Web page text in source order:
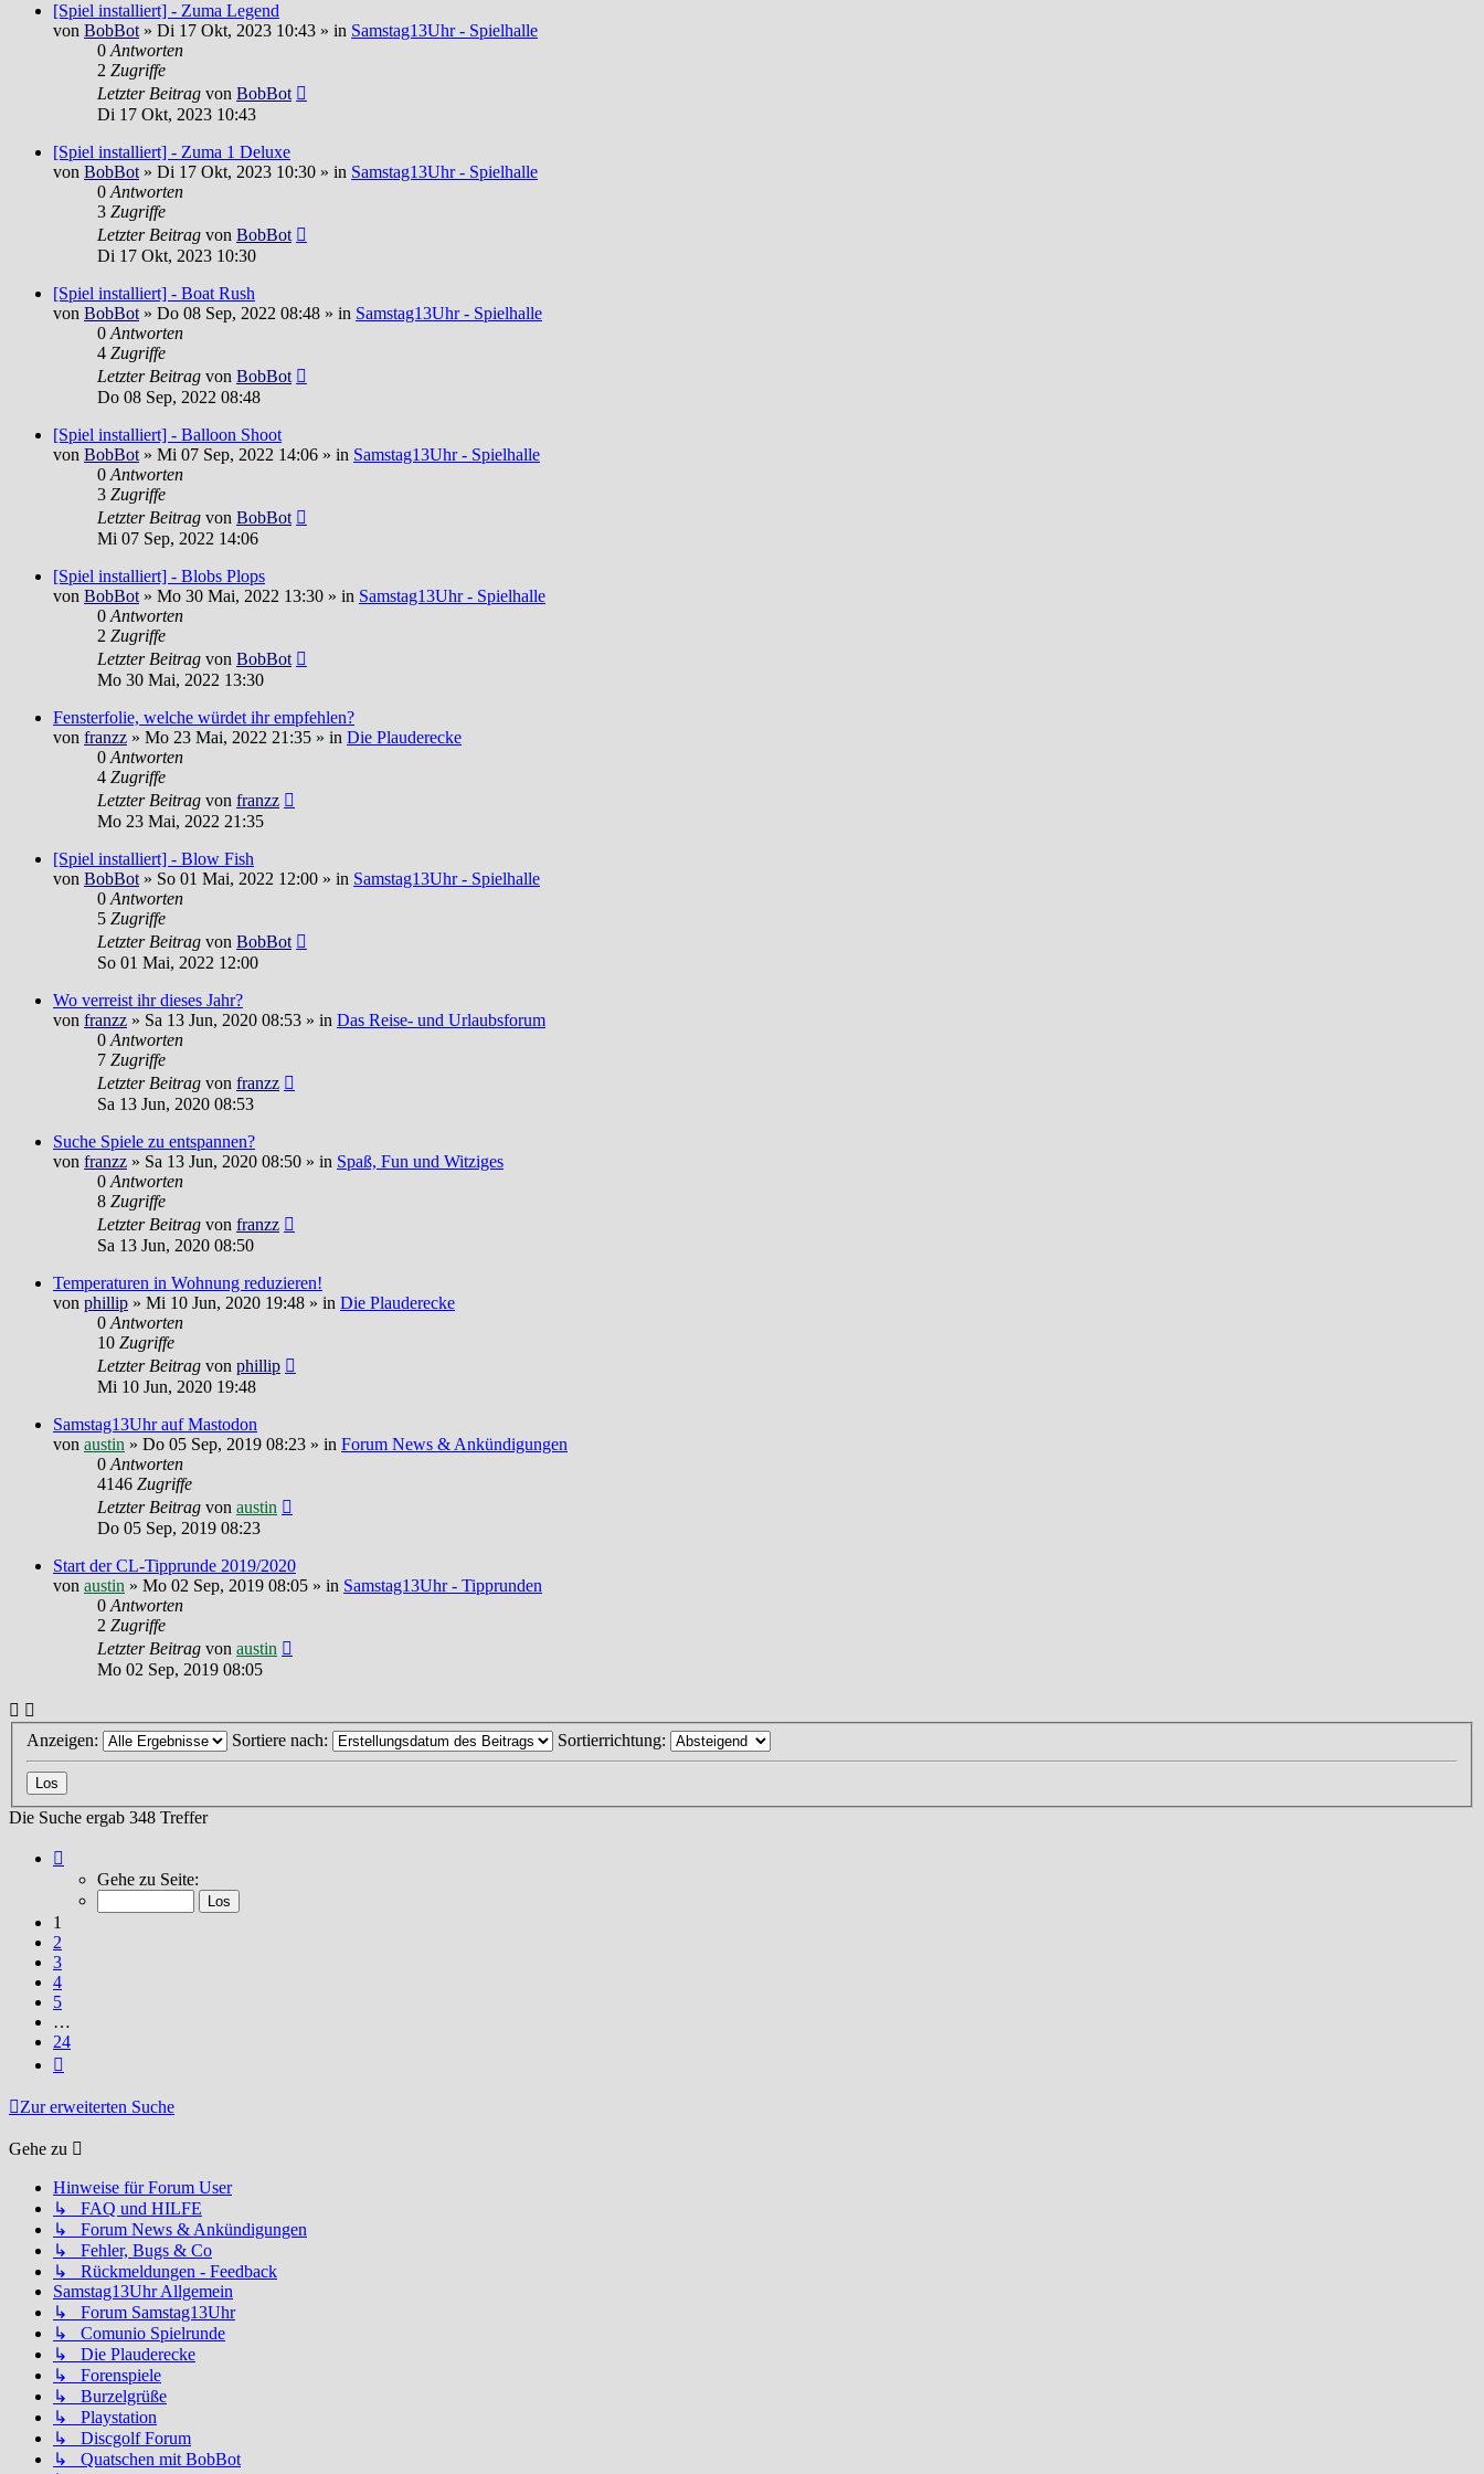
[Spiel installiert] - Zuma Legend
von BobBot » Di 17 Okt, 2023 10:43 » in Samstag13Uhr - Spielhalle
0 Antworten
2 Zugriffe
Letzter Beitrag von BobBot
Di 17 Okt, 2023 10:43
[Spiel installiert] - Zuma 1 Deluxe
von BobBot » Di 17 Okt, 2023 10:30 » in Samstag13Uhr - Spielhalle
0 Antworten
3 Zugriffe
Letzter Beitrag von BobBot
Di 17 Okt, 2023 10:30
[Spiel installiert] - Boat Rush
von BobBot » Do 08 Sep, 2022 08:48 » in Samstag13Uhr - Spielhalle
0 Antworten
4 Zugriffe
Letzter Beitrag von BobBot
Do 08 Sep, 2022 08:48
[Spiel installiert] - Balloon Shoot
von BobBot » Mi 07 Sep, 2022 14:06 » in Samstag13Uhr - Spielhalle
0 Antworten
3 Zugriffe
Letzter Beitrag von BobBot
Mi 07 Sep, 2022 14:06
[Spiel installiert] - Blobs Plops
von BobBot » Mo 30 Mai, 2022 13:30 » in Samstag13Uhr - Spielhalle
0 Antworten
2 Zugriffe
Letzter Beitrag von BobBot
Mo 30 Mai, 2022 13:30
Fensterfolie, welche würdet ihr empfehlen?
von franzz » Mo 23 Mai, 2022 21:35 » in Die Plauderecke
0 Antworten
4 Zugriffe
Letzter Beitrag von franzz
Mo 23 Mai, 2022 21:35
[Spiel installiert] - Blow Fish
von BobBot » So 01 Mai, 2022 12:00 » in Samstag13Uhr - Spielhalle
0 Antworten
5 Zugriffe
Letzter Beitrag von BobBot
So 01 Mai, 2022 12:00
Wo verreist ihr dieses Jahr?
von franzz » Sa 13 Jun, 2020 08:53 » in Das Reise- und Urlaubsforum
0 Antworten
7 Zugriffe
Letzter Beitrag von franzz
Sa 13 Jun, 2020 08:53
Suche Spiele zu entspannen?
von franzz » Sa 13 Jun, 2020 08:50 » in Spaß, Fun und Witziges
0 Antworten
8 Zugriffe
Letzter Beitrag von franzz
Sa 13 Jun, 2020 08:50
Temperaturen in Wohnung reduzieren!
von phillip » Mi 10 Jun, 2020 19:48 » in Die Plauderecke
0 Antworten
10 Zugriffe
Letzter Beitrag von phillip
Mi 10 Jun, 2020 19:48
Samstag13Uhr auf Mastodon
von austin » Do 05 Sep, 2019 08:23 » in Forum News & Ankündigungen
0 Antworten
4146 Zugriffe
Letzter Beitrag von austin
Do 05 Sep, 2019 08:23
Start der CL-Tipprunde 2019/2020
von austin » Mo 02 Sep, 2019 08:05 » in Samstag13Uhr - Tipprunden
0 Antworten
2 Zugriffe
Letzter Beitrag von austin
Mo 02 Sep, 2019 08:05
Anzeigen: Sortiere nach: Sortierrichtung:
Die Suche ergab 348 Treffer
von
Gehe zu Seite:
1
2
3
4
5
…
24
Zur erweiterten Suche
Gehe zu
Hinweise für Forum User
↳ FAQ und HILFE
↳ Forum News & Ankündigungen
↳ Fehler, Bugs & Co
↳ Rückmeldungen - Feedback
Samstag13Uhr Allgemein
↳ Forum Samstag13Uhr
↳ Comunio Spielrunde
↳ Die Plauderecke
↳ Forenspiele
↳ Burzelgrüße
↳ Playstation
↳ Discgolf Forum
↳ Quatschen mit BobBot